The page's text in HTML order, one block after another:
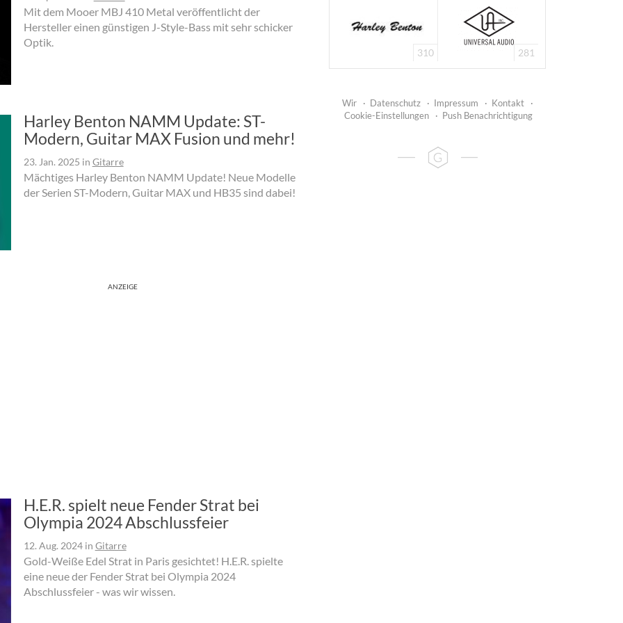
Mit dem Mooer MBJ 410 Metal veröffentlicht der
Hersteller einen günstigen J-Style-Bass mit sehr schicker
Optik.
Harley Benton NAMM Update: ST-
Modern, Guitar MAX Fusion und mehr!
23. Jan. 2025 in Gitarre
Mächtiges Harley Benton NAMM Update! Neue Modelle
der Serien ST-Modern, Guitar MAX und HB35 sind dabei!
ANZEIGE
H.E.R. spielt neue Fender Strat bei
Olympia 2024 Abschlussfeier
12. Aug. 2024in Gitarre
Gold-Weiße Edel Strat in Paris gesichtet! H.E.R. spielte
eine neue der Fender Strat bei Olympia 2024
Abschlussfeier - was wir wissen.
310 281
Wir · Datenschutz · Impressum · Kontakt
·
Cookie-Einstellungen
· Push Benachrichtigung